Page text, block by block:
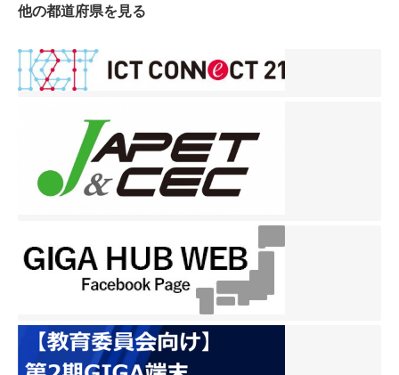
います。 「ICT機器を適切
に使用すること」こそが子
「ホウセンカ」の種の観察
の違いを学習していまし
た。 ５、６年生の様子で
す。今日は授業参観の続き
に取り組んだり、学力テス
他の都道府県を見る